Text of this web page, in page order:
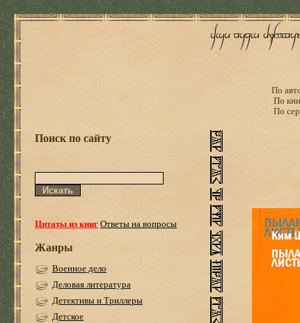
По
По
По
Поиск по сайту
Цитаты из книгОтветы на вопросы
Жанры
Военное дело
Деловая литература
Детективы и Триллеры
Детское